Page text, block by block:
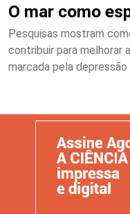
O mar como
Pesquisas mostram
contribuir para melhorar
marcada pela depressão